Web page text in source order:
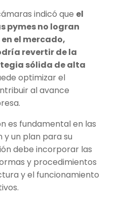
indicó que el
pymes no logran
el mercado,
revertir de la
sólida de alta
optimizar el
al avance
es fundamental en las
y un plan para su
debe incorporar las
y procedimientos
y el funcionamiento